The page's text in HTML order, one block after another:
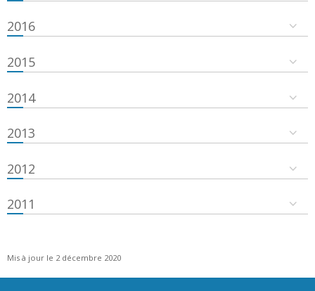
2016
2015
2014
2013
2012
2011
Mis à jour le 2 décembre 2020